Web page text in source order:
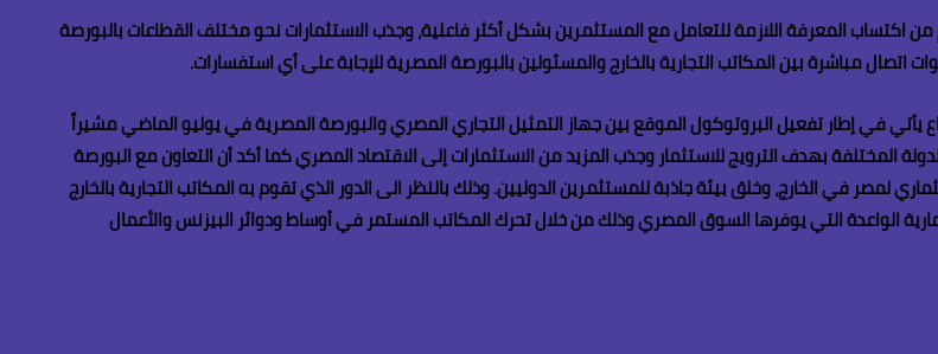
اكتساب المعرفة اللازمة للتعامل مع المستثمرين بشكل أكثر فاعلية، وجذب الاستثمارات نحو مختلف القطاعات بالبورصة
مباشرة بين المكاتب التجارية بالخارج والمسئولين بالبورصة المصرية للإجابة على أي استفسارات.
يأتي في إطار تفعيل البروتوكول الموقع بين جهاز التمثيل التجاري المصري والبورصة المصرية في يوليو الماضي مشيراً
المختلفة بهدف الترويج للاستثمار وجذب المزيد من الاستثمارات إلى الاقتصاد المصري كما أكد أن التعاون مع البورصة
لمصر في الخارج، وخلق بيئة جاذبة للمستثمرين الدوليين. وذلك بالنظر الى الدور الذي تقوم به المكاتب التجارية بالخارج
الواعدة التي يوفرها السوق المصري وذلك من خلال تحرك المكاتب المستمر في أوساط ودوائر البيزنس والأعمال